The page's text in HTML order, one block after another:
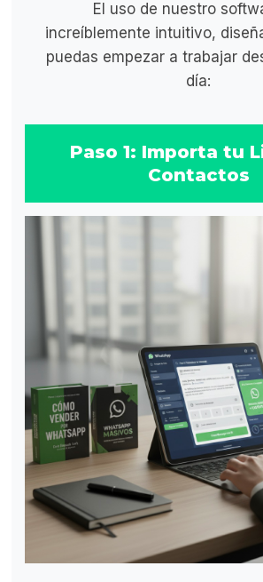
El uso de nuestro
increíblemente intuitivo,
puedas empezar a trabajar
día:
Paso 1: Importa tu
Contactos